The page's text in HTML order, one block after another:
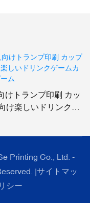
けトランプ印刷 カッ
け楽しいドリンクゲ
Printing Co., Ltd. -
|サイトマッ
シー